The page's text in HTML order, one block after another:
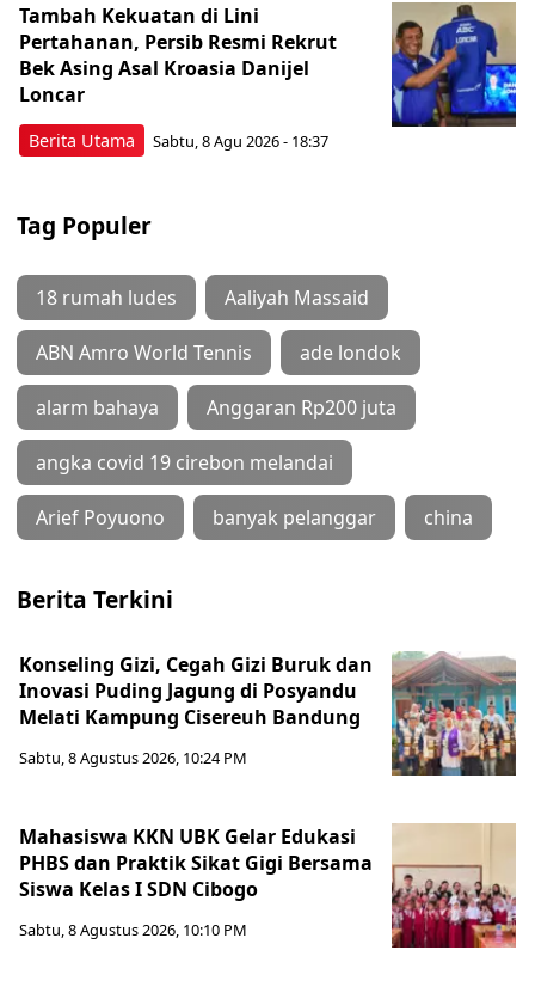
Berita Utama
Tambah Kekuatan di Lini
Pertahanan, Persib Resmi Rekrut
Bek Asing Asal Kroasia Danijel
Loncar
Sabtu, 8 Agu 2026 - 18:37
Tag Populer
18 rumah ludes Aaliyah Massaid
ABN Amro World Tennis ade londok
alarm bahaya Anggaran Rp200 juta
angka covid 19 cirebon melandai
Arief Poyuono banyak pelanggar china
Berita Terkini
Konseling Gizi, Cegah Gizi Buruk dan
Inovasi Puding Jagung di Posyandu
Melati Kampung Cisereuh Bandung
Sabtu, 8 Agustus 2026, 10:24 PM
Mahasiswa KKN UBK Gelar Edukasi
PHBS dan Praktik Sikat Gigi Bersama
Siswa Kelas I SDN Cibogo
Sabtu, 8 Agustus 2026, 10:10 PM